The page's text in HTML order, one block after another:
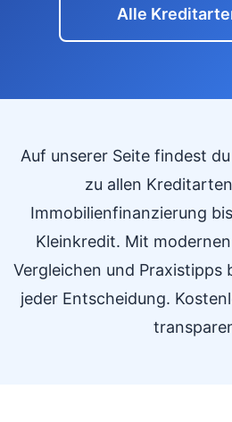
Alle
Auf unserer Seite findest
zu allen
Immobilienfinanzierung
Kleinkredit. Mit
Vergleichen und Praxistipps
jeder Entscheidung.